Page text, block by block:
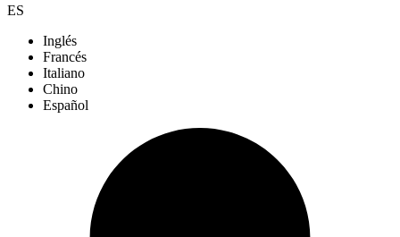
ES
Inglés
Francés
Italiano
Chino
Español